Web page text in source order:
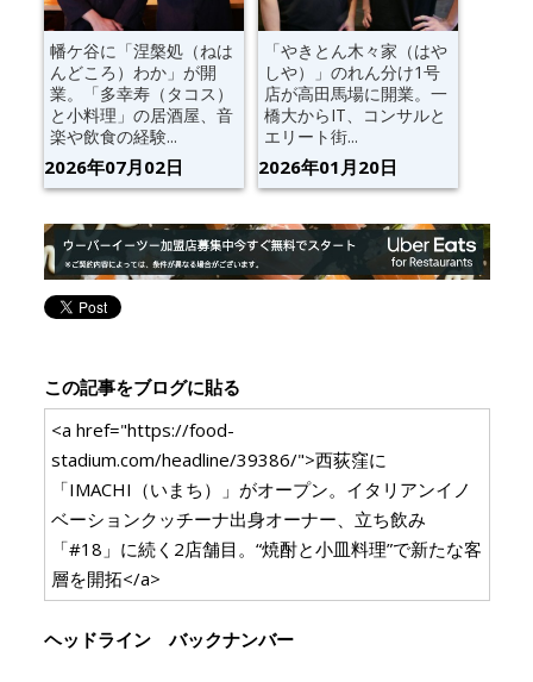
幡ケ谷に「涅槃処（ねは
んどころ）わか」が開
業。「多幸寿（タコス）
と小料理」の居酒屋、音
楽や飲食の経験...
2026年07月02日
「やきとん木々家（はや
しや）」のれん分け1号
店が高田馬場に開業。一
橋大からIT、コンサルと
エリート街...
2026年01月20日
この記事をブログに貼る
<a href="https://food-
stadium.com/headline/39386/">西荻窪に
「IMACHI（いまち）」がオープン。イタリアンイノ
ベーションクッチーナ出身オーナー、立ち飲み
「#18」に続く2店舗目。“焼酎と小皿料理”で新たな客
層を開拓</a>
ヘッドライン バックナンバー